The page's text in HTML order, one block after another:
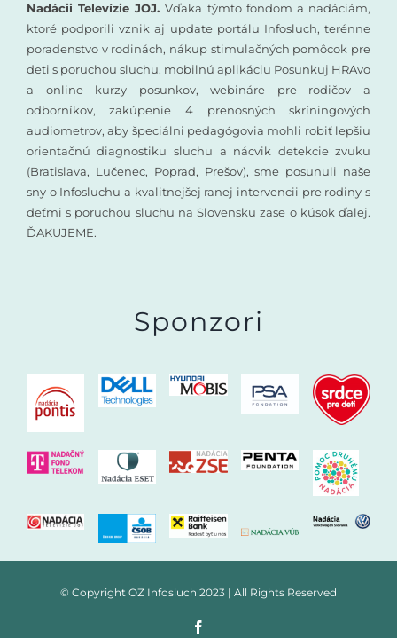
Nadácii Televízie JOJ.Vďaka týmto fondom a nadáciám,
ktoré podporili vznik aj update portálu Infosluch, terénne
poradenstvo v rodinách, nákup stimulačných pomôcok pre
deti s poruchou sluchu, mobilnú aplikáciu Posunkuj HRAvo
a online kurzy posunkov, webináre pre rodičov a
odborníkov, zakúpenie 4 prenosných skríningových
audiometrov, aby špeciálni pedagógovia mohli robiť lepšiu
orientačnú diagnostiku sluchu a nácvik detekcie zvuku
(Bratislava, Lučenec, Poprad, Prešov), sme posunuli naše
sny o Infosluchu a kvalitnejšej ranej intervencii pre rodiny s
deťmi s poruchou sluchu na Slovensku zase o kúsok ďalej.
ĎAKUJEME.
Sponzori
© Copyright OZ Infosluch 2023 | All Rights Reserved